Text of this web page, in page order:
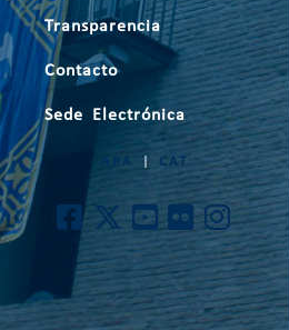
Transparencia
Contacto
Sede Electrónica
CAT